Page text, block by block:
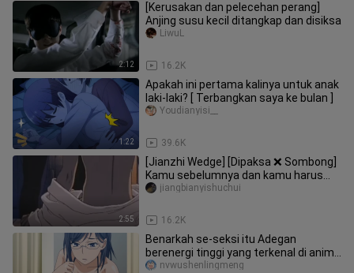
2:12
[Kerusakan dan pelecehan perang]
Anjing susu kecil ditangkap dan disiksa
16.2K
LiwuL
1:22
Apakah ini pertama kalinya untuk anak
laki-laki? [ Terbangkan saya ke bulan ]
39.6K
Youdianyisi__
2:55
[Jianzhi Wedge] [Dipaksa ❌ Sombong]
Kamu sebelumnya dan kamu harus
menjadi milikku di masa depan! !
16.2K
jiangbianyishuchui
Benarkah se-seksi itu Adegan
berenergi tinggi yang terkenal di anime
#46nvwushenlingmeng